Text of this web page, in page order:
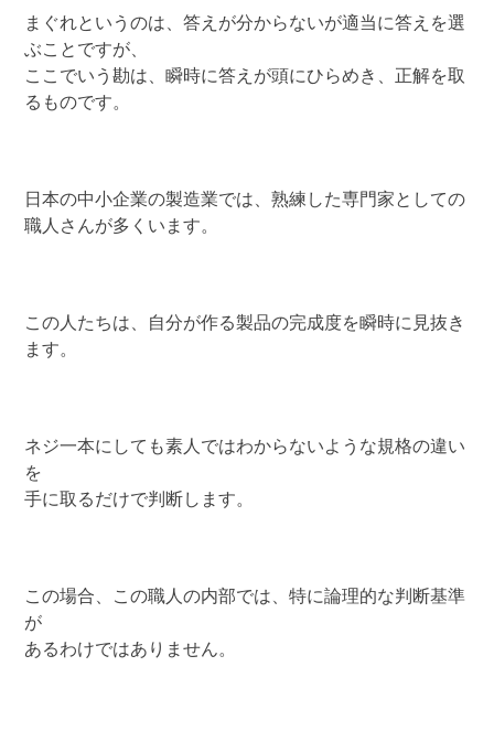
まぐれというのは、答えが分からないが適当に答えを選
ぶことですが、
ここでいう勘は、瞬時に答えが頭にひらめき、正解を取
るものです。
日本の中小企業の製造業では、熟練した専門家としての
職人さんが多くいます。
この人たちは、自分が作る製品の完成度を瞬時に見抜き
ます。
ネジ一本にしても素人ではわからないような規格の違い
を
手に取るだけで判断します。
この場合、この職人の内部では、特に論理的な判断基準
が
あるわけではありません。